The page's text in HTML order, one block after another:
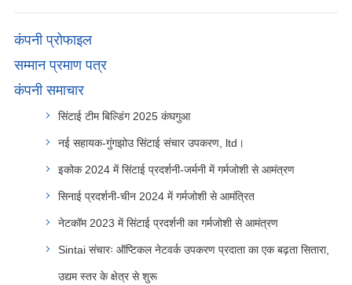
कंपनी प्रोफाइल
सम्मान प्रमाण पत्र
कंपनी समाचार
सिंटाई टीम बिल्डिंग 2025 कंघगुआ
नई सहायक-गुंगझोउ सिंटाई संचार उपकरण, ltd।
इकोक 2024 में सिंटाई प्रदर्शनी-जर्मनी में गर्मजोशी से आमंत्रण
सिनाई प्रदर्शनी-चीन 2024 में गर्मजोशी से आमंत्रित
नेटकॉम 2023 में सिंटाई प्रदर्शनी का गर्मजोशी से आमंत्रण
Sintai संचारः ऑप्टिकल नेटवर्क उपकरण प्रदाता का एक बढ़ता सितारा,
उद्यम स्तर के क्षेत्र से शुरू